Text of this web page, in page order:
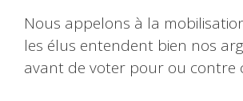
Nous appelons à la
les élus entendent bien nos
avant de voter pour ou contre